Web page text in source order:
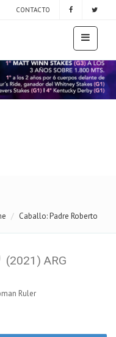
CONTACTO
Caballo: Padre Roberto
(2021) ARG
Ruler